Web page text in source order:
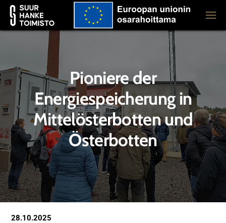
Pioniere der
Energiespeicherung in
Mittelösterbotten und
Österbotten
28.10.2025